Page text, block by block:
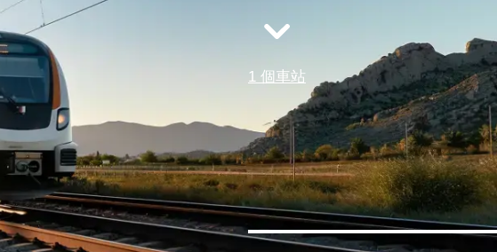
1 個車站